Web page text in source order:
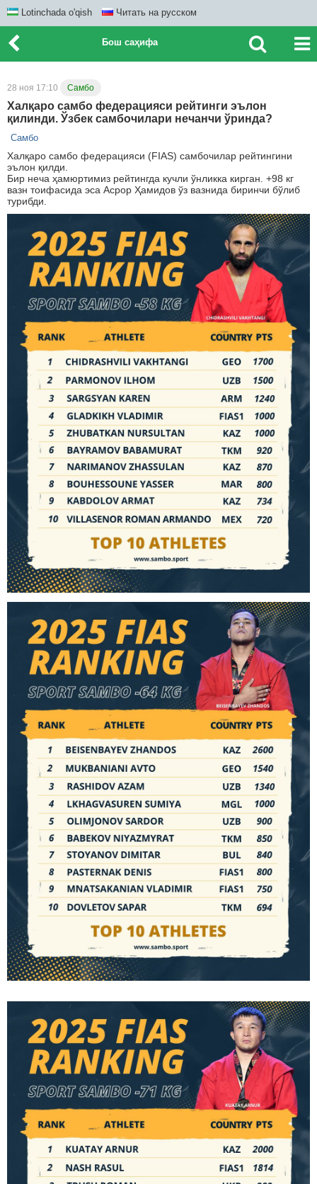
Lotinchada o'qish Читать на русском
Бош саҳифа
28 ноя 17:10 Самбо
Халқаро самбо федерацияси рейтинги эълон
қилинди. Ўзбек самбочилари нечанчи ўринда?
Самбо
Халқаро самбо федерацияси (FIAS) самбочилар рейтингини
эълон қилди.
Бир неча ҳамюртимиз рейтингда кучли ўнликка кирган. +98 кг
вазн тоифасида эса Асрор Ҳамидов ўз вазнида биринчи бўлиб
турибди.